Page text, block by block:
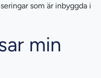
som är inbyggda i
min